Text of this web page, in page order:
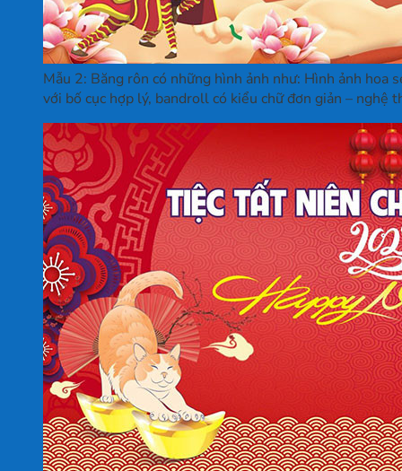
Mẫu 2: Băng rôn có những hình ảnh như: Hình ảnh
với bố cục hợp lý, bandroll có kiểu chữ đơn giản – nghệ